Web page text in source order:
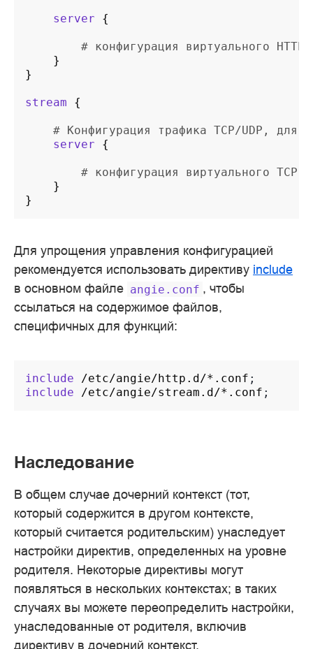
server {
# конфигурация виртуального HTTP
}
}
stream {
# Конфигурация трафика TCP/UDP, для
server
{
# конфигурация виртуального TCP
}
}
Для упрощения управления конфигурацией
рекомендуется использовать директиву include
в основном файле angie.conf , чтобы
ссылаться на содержимое файлов,
специфичных для функций:
include /etc/angie/http.d/*.conf
include
/etc/angie/stream.d/*.conf
Наследование
В общем случае дочерний контекст (тот,
который содержится в другом контексте,
который считается родительским) унаследует
настройки директив, определенных на уровне
родителя. Некоторые директивы могут
появляться в нескольких контекстах; в таких
случаях вы можете переопределить настройки,
унаследованные от родителя, включив
директиву в дочерний контекст.